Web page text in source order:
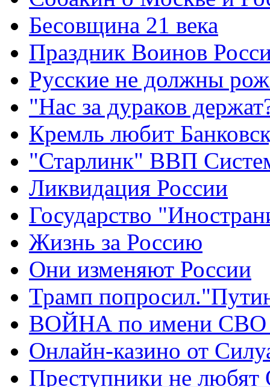
Бесовщина 21 века
Праздник Воинов
Русские не должны
"Нас за дураков
Кремль любит
"Старлинк" ВВП
Ликвидация России
Государство
Жизнь за Россию
Они изменяют России
Трамп
ВОЙНА по имени СВО
Онлайн-казино от
Преступники не